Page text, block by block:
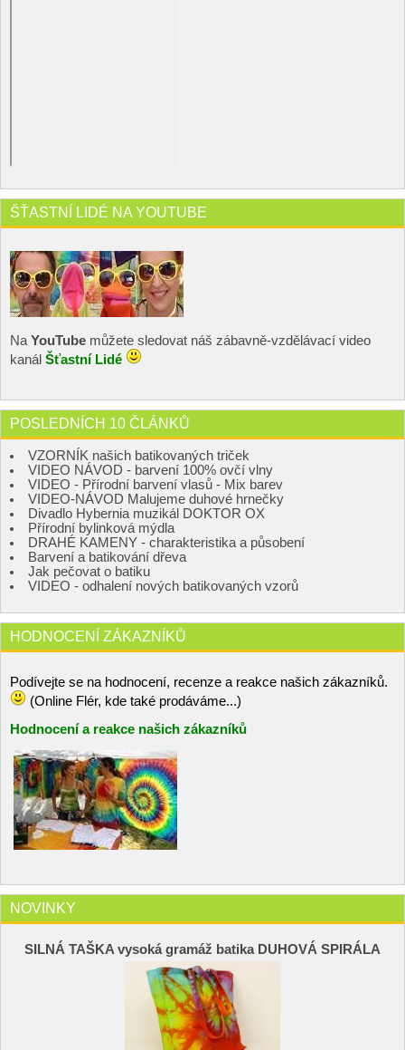
ŠŤASTNÍ LIDÉ NA YOUTUBE
Na YouTube můžete sledovat náš zábavně-vzdělávací video
kanál Šťastní Lidé
POSLEDNÍCH 10 ČLÁNKŮ
VZORNÍK našich batikovaných triček
VIDEO NÁVOD - barvení 100% ovčí vlny
VIDEO - Přírodní barvení vlasů - Mix barev
VIDEO-NÁVOD Malujeme duhové hrnečky
Divadlo Hybernia muzikál DOKTOR OX
Přírodní bylinková mýdla
DRAHÉ KAMENY - charakteristika a působení
Barvení a batikování dřeva
Jak pečovat o batiku
VIDEO - odhalení nových batikovaných vzorů
HODNOCENÍ ZÁKAZNÍKŮ
Podívejte se na hodnocení, recenze a reakce našich zákazníků.
(Online Flér, kde také prodáváme...)
Hodnocení a reakce našich zákazníků
NOVINKY
SILNÁ TAŠKA vysoká gramáž batika DUHOVÁ SPIRÁLA